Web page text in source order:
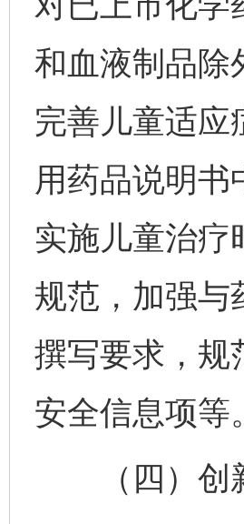
和血液制品除
完善儿童适应
用药品说明
实施儿童治疗
规范，加强与
撰写要求，规
安全信息项等。
（四）创新